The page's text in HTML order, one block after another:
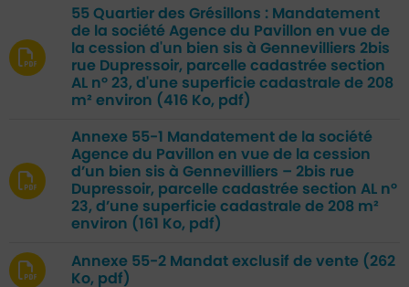
55 Quartier des Grésillons : Mandatement
de la société Agence du Pavillon en vue de
la cession d'un bien sis à Gennevilliers 2bis
rue Dupressoir, parcelle cadastrée section
AL n° 23, d'une superficie cadastrale de 208
m² environ (416 Ko, pdf)
Annexe 55-1 Mandatement de la société
Agence du Pavillon en vue de la cession
d’un bien sis à Gennevilliers – 2bis rue
Dupressoir, parcelle cadastrée section AL n°
23, d’une superficie cadastrale de 208 m²
environ (161 Ko, pdf)
Annexe 55-2 Mandat exclusif de vente (262
Ko, pdf)